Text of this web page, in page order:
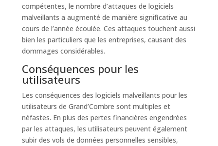
compétentes, le nombre d’attaques de logiciels
malveillants a augmenté de manière significative au
cours de l’année écoulée. Ces attaques touchent aussi
bien les particuliers que les entreprises, causant des
dommages considérables.
Conséquences pour les
utilisateurs
Les conséquences des logiciels malveillants pour les
utilisateurs de Grand’Combre sont multiples et
néfastes. En plus des pertes financières engendrées
par les attaques, les utilisateurs peuvent également
subir des vols de données personnelles sensibles,